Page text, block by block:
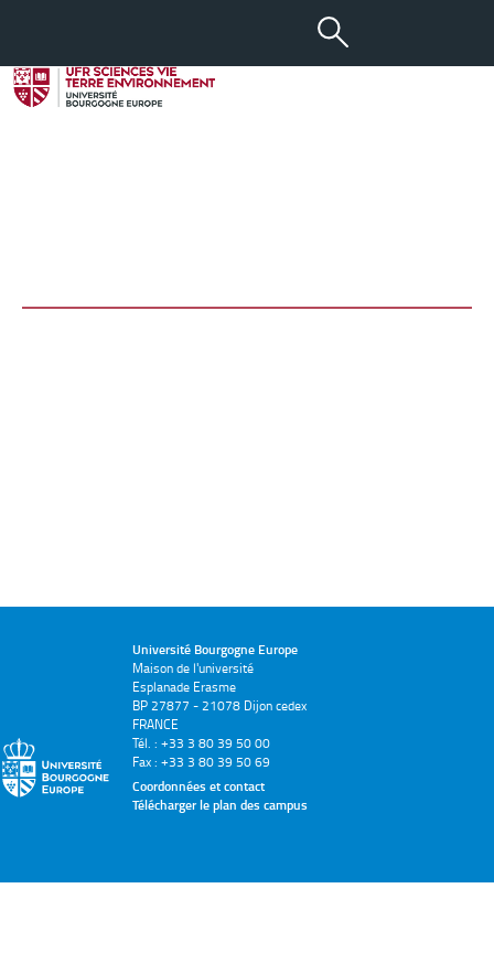
10 MAR 2023
Université Bourgogne Europe
Maison de l'université
Esplanade Erasme
BP 27877 - 21078 Dijon cedex
FRANCE
Tél. : +33 3 80 39 50 00
Fax : +33 3 80 39 50 69
Coordonnées et contact
Télécharger le plan des campus